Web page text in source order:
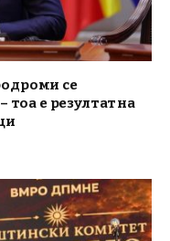
се
тоа е резултат на